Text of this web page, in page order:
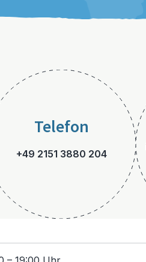
Telefon
+49 2151 3880 204